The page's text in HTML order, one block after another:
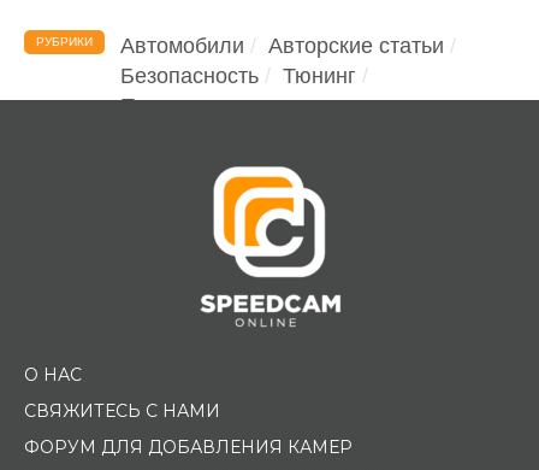
РУБРИКИ Автомобили
Авторские статьи
Безопасность
Тюнинг
Помощь водителю
О НАС
СВЯЖИТЕСЬ С НАМИ
ФОРУМ ДЛЯ ДОБАВЛЕНИЯ КАМЕР